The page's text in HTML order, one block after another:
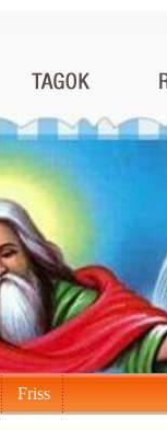
Friss